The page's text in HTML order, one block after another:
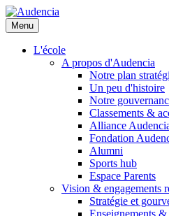
Aller
au
contenu
principal
Menu
L'école
A propos d'Audencia
Notre plan
Un peu d'histoire
Notre
Classements &
Alliance
Fondation
Alumni
Sports hub
Espace Parents
Vision & engagements
Stratégie et
Enseignements